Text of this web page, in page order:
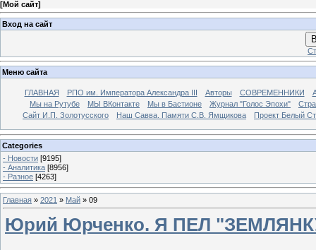
[Мой сайт]
Вход на сайт
Меню сайта
ГЛАВНАЯ РПО им. Императора Александра III Авторы СОВРЕМЕННИКИ
Мы на Рутубе
МЫ ВКонтакте Мы в Бастионе Журнал "Голос Эпохи"
Сайт И.П. Золотусского
Наш Савва. Памяти С.В. Ямщикова Проект Белый
Categories
- Новости [9195]
- Аналитика [8956]
- Разное [4263]
Главная » 2021 » Май » 09
Юрий Юрченко. Я ПЕЛ